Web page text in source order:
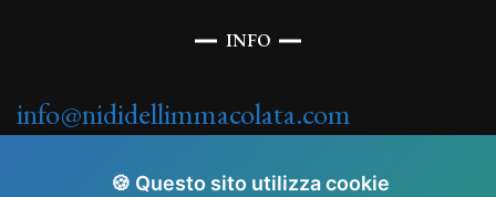
INFO
info@nididellimmacolata.com
🍪 Questo sito utilizza cookie